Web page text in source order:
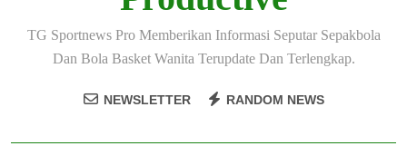
Sepakbola Dunia Terbaru Hasil Liga Dan Statistik
Sepakbola Terbaru 2026 Hadirkan Persaingan
Super Ketat
Pelatih Top Dunia Bahas Strategi Baru Menjelang
Mei 2026
TG Sportnews Pro Memberikan Informasi Seputar Sepakbola
Dan Bola Basket Wanita Terupdate Dan Terlengkap.
NEWSLETTER RANDOM NEWS